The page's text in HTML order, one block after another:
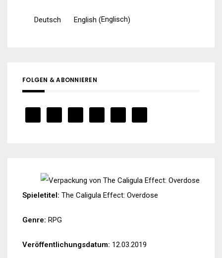
Deutsch English (Englisch)
FOLGEN & ABONNIEREN
Spieletitel: The Caligula Effect: Overdose
Genre: RPG
Veröffentlichungsdatum: 12.03.2019